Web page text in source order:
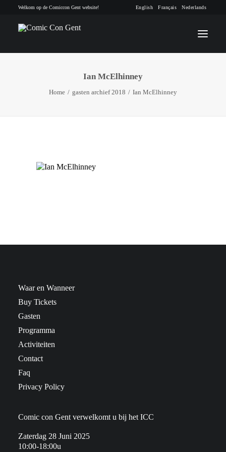
Welkom op de Comiccon Gent website! English Français Nederlands
INFO
CONTACT
Ian McElhinney
Home gasten archief 2018 Ian McElhinney
Waar en Wanneer
Buy Tickets
Gasten
Programma
Activiteiten
Contact
Faq
Privacy Policy
Comic con Gent verwelkomt u bij het ICC
Zaterdag 28 Juni 2025
10:00-18:00u